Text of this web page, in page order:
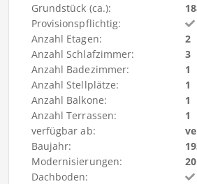
Grundstück (ca.):
Provisionspflichtig:
Anzahl Etagen:
2
Anzahl Schlafzimmer:
3
Anzahl Badezimmer:
1
Anzahl Stellplätze:
1
Anzahl Balkone:
1
Anzahl Terrassen:
1
verfügbar ab:
Baujahr:
Modernisierungen:
Dachboden: